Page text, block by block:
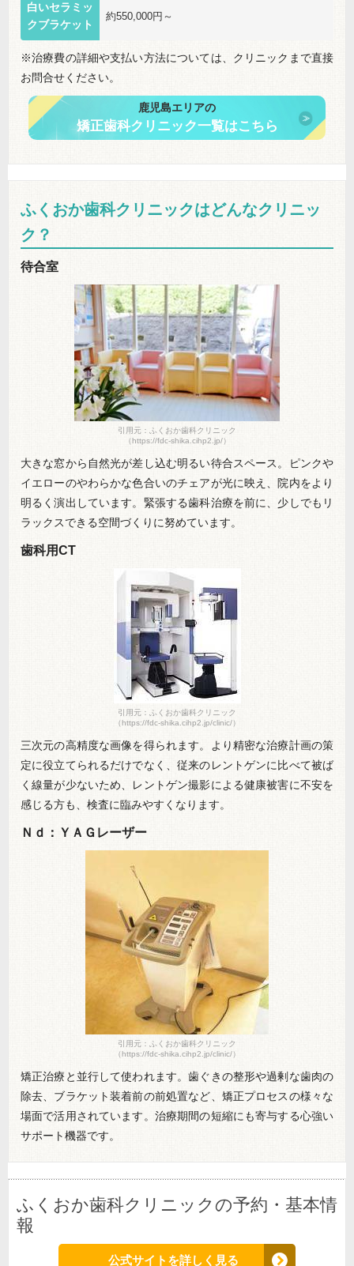
白いセラミッ
クブラケット
約550,000円～
※治療費の詳細や支払い方法については、クリニックまで直接
お問合せください。
鹿児島エリアの
矯正歯科クリニック一覧はこちら
ふくおか歯科クリニックはどんなクリニッ
ク？
待合室
引用元：ふくおか歯科クリニック
（https://fdc-shika.cihp2.jp/）
大きな窓から自然光が差し込む明るい待合スペース。ピンクや
イエローのやわらかな色合いのチェアが光に映え、院内をより
明るく演出しています。緊張する歯科治療を前に、少しでもリ
ラックスできる空間づくりに努めています。
歯科用CT
引用元：ふくおか歯科クリニック
（https://fdc-shika.cihp2.jp/clinic/）
三次元の高精度な画像を得られます。より精密な治療計画の策
定に役立てられるだけでなく、従来のレントゲンに比べて被ば
く線量が少ないため、レントゲン撮影による健康被害に不安を
感じる方も、検査に臨みやすくなります。
Ｎｄ：ＹＡＧレーザー
引用元：ふくおか歯科クリニック
（https://fdc-shika.cihp2.jp/clinic/）
矯正治療と並行して使われます。歯ぐきの整形や過剰な歯肉の
除去、ブラケット装着前の前処置など、矯正プロセスの様々な
場面で活用されています。治療期間の短縮にも寄与する心強い
サポート機器です。
ふくおか歯科クリニックの予約・基本情
報
公式サイトを詳しく見る